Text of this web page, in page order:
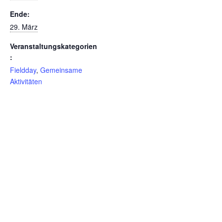
Ende:
29. März
Veranstaltungskategorien
:
Fieldday, Gemeinsame
Aktivitäten